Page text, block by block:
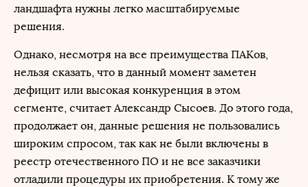
ландшафта нужны легко масштабируемые
решения.
Однако, несмотря на все преимущества ПАКов,
нельзя сказать, что в данный момент заметен
дефицит или высокая конкуренция в этом
сегменте, считает Александр Сысоев. До этого года,
продолжает он, данные решения не пользовались
широким спросом, так как не были включены в
реестр отечественного ПО и не все заказчики
отладили процедуры их приобретения. К тому же